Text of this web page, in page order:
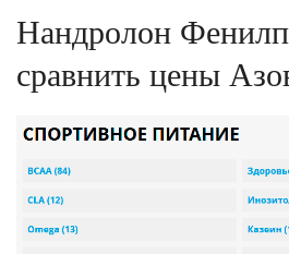
Нандролон
сравнить цены